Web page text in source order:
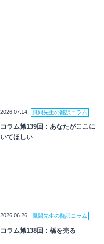
2026.07.14 風間先生の翻訳コラム
コラム第139回：あなたがここに
いてほしい
2026.06.26 風間先生の翻訳コラム
コラム第138回：橋を売る